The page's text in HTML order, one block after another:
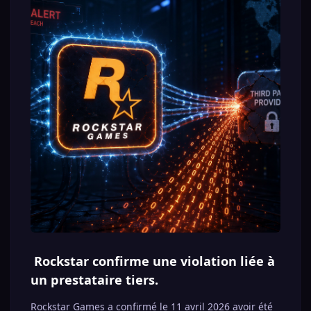
présentation Rockstar. Rien n’indique qu’un trailer,
une séquence de gameplay ou une annonce majeure
sera dévoilée à cette occasion. Ce genre d’événement
reste généralement très encadré et centré sur les
résultats financiers.
En revanche, il peut permettre d’obtenir des
indications importantes : confirmation de la
confiance autour du calendrier, commentaires sur la
performance attendue de GTA VI, poids de Rockstar
dans les prochains mois, ou encore vision globale de
Take-Two avant le lancement du jeu le plus attendu
de la décennie.
Pour la communauté GTA VI, ce rendez-vous ne sera
donc pas forcément spectaculaire, mais il mérite
d’être surveillé. Si Take-Two évoque directement
Grand Theft Auto VI ou apporte un élément nouveau
Rockstar confirme une violation liée à
un prestataire tiers.
Rockstar Games a confirmé le 11 avril 2026 avoir été